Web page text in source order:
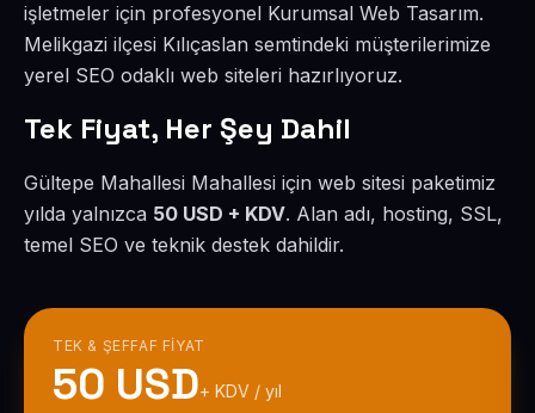
işletmeler için profesyonel Kurumsal Web Tasarım.
Melikgazi ilçesi Kılıçaslan semtindeki müşterilerimize
yerel SEO odaklı web siteleri hazırlıyoruz.
Tek Fiyat, Her Şey Dahil
Gültepe Mahallesi Mahallesi için web sitesi paketimiz
yılda yalnızca 50 USD + KDV. Alan adı, hosting, SSL,
temel SEO ve teknik destek dahildir.
TEK & ŞEFFAF FIYAT
50 USD+ KDV / yıl